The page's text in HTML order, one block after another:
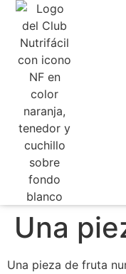
Una
Una pieza de fruta